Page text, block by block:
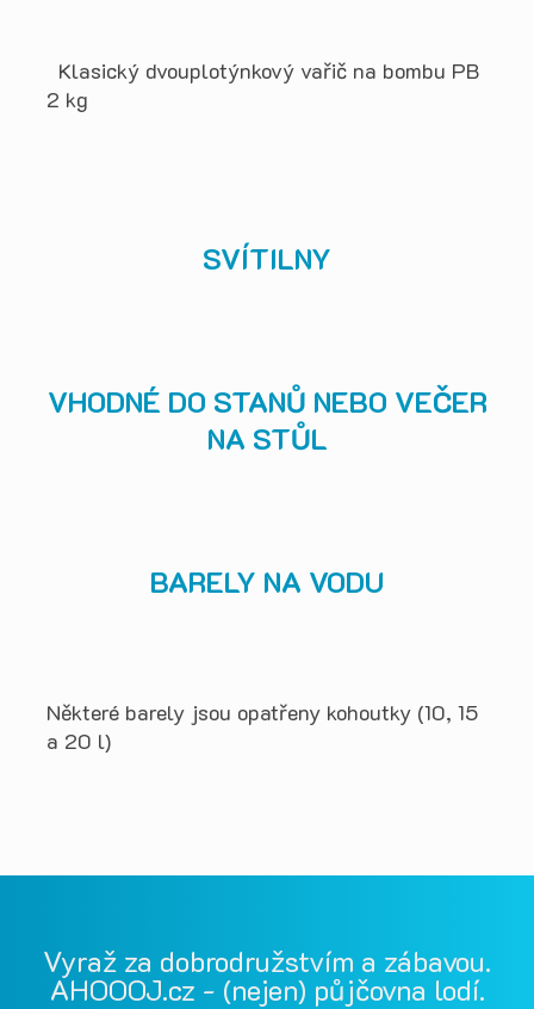
Klasický dvouplotýnkový vařič na bombu PB
2 kg
SVÍTILNY
VHODNÉ DO STANŮ NEBO VEČER
NA STŮL
BARELY NA VODU
Některé barely jsou opatřeny kohoutky (10, 15
a 20 l)
Vyraž za dobrodružstvím a zábavou.
AHOOOJ.cz - (nejen) půjčovna lodí.